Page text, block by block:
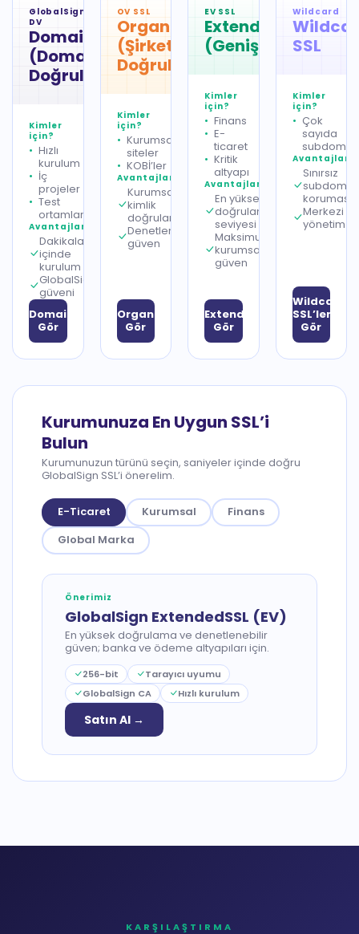
GlobalSign
DV
DomainSSL
(Domain
Doğrulama)
Kimler
için?
Hızlı
kurulum
İç
projeler
Test
ortamları
Avantajlar
Dakikalar
içinde
kurulum
GlobalSign
güveni
DomainSSL’leri
Gör
OV SSL
OrganizationSSL
(Şirket
Doğrulama)
Kimler
için?
Kurumsal
siteler
KOBİ’ler
Avantajlar
Kurumsal
kimlik
doğrulaması
Denetlenebilir
güven
OrganizationSSL’leri
Gör
EV SSL
ExtendedSSL
(Genişletilmiş)
Kimler
için?
Finans
E-
ticaret
Kritik
altyapı
Avantajlar
En yüksek
doğrulama
seviyesi
Maksimum
kurumsal
güven
ExtendedSSL’leri
Gör
Wildcard
SSL
Kimler
için?
Çok
sayıda
Avantajlar
Sınırsız
koruması
Merkezi
yönetim
Wildcard
SSL’leri
Gör
Kurumunuza En Uygun SSL’i
Bulun
Kurumunuzun türünü seçin, saniyeler içinde doğru
GlobalSign SSL’i önerelim.
E-Ticaret Kurumsal
Finans
Global Marka
Önerimiz
GlobalSign ExtendedSSL (EV)
En yüksek doğrulama ve denetlenebilir
güven; banka ve ödeme altyapıları için.
256-bit
Tarayıcı uyumu
GlobalSign CA
Hızlı kurulum
Satın Al →
KARŞILAŞTIRMA